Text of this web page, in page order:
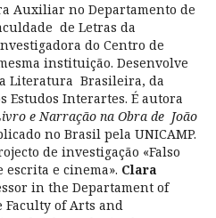
Auxiliar no Departamento de
de Letras da
do Centro de
instituição. Desenvolve
Literatura Brasileira, da
Estudos Interartes. É autora
e Narração na Obra de João
no Brasil pela UNICAMP.
de investigação «Falso
escrita e cinema». Clara
in the Departament of
Faculty of Arts and